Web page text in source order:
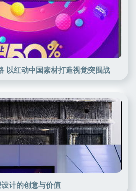
以红动中国素材打造视觉突围战
计的创意与价值